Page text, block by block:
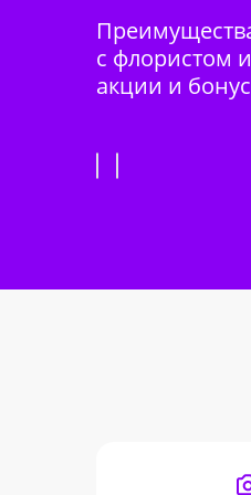
с флористом
акции и